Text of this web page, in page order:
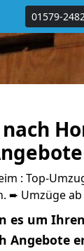
01579-
: Top-
➨ Umzüge ab
es um
Angebote